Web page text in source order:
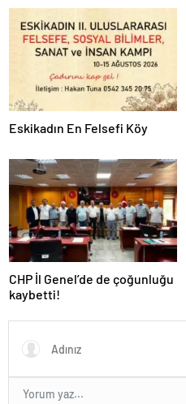
Eskikadın En Felsefi Köy
CHP İl Genel’de de çoğunluğu
kaybetti!